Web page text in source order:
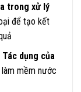
trong xử lý
để tạo kết
Tác dụng của
mềm nước